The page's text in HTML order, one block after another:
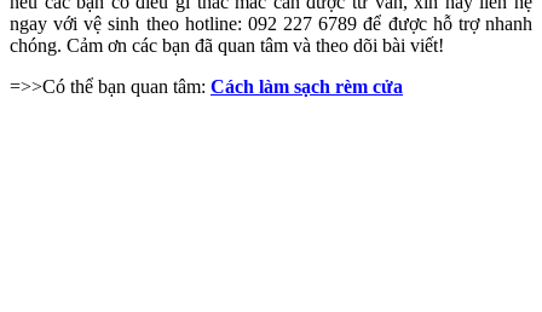
ngay với vệ sinh theo hotline: 092 227 6789 để được hỗ trợ nhanh
chóng. Cảm ơn các bạn đã quan tâm và theo dõi bài viết!
=>>Có thể bạn quan tâm: Cách làm sạch rèm cửa